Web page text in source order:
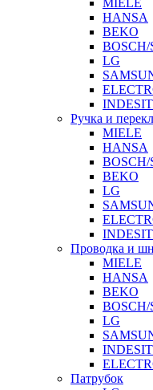
MIELE
HANSA
BEKO
BOSCH/
LG
Ручка и
MIELE
HANSA
BOSCH/
BEKO
LG
Проводка и
MIELE
HANSA
BEKO
BOSCH/
LG
Патрубок